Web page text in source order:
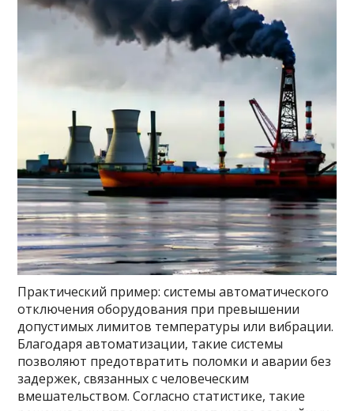
Практический пример: системы автоматического
отключения оборудования при превышении
допустимых лимитов температуры или вибрации.
Благодаря автоматизации, такие системы
позволяют предотвратить поломки и аварии без
задержек, связанных с человеческим
вмешательством. Согласно статистике, такие